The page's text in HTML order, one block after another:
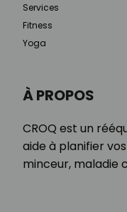
À PROPOS
CROQ est un
aide à planifier
minceur, maladie
Services
Fitness
Yoga